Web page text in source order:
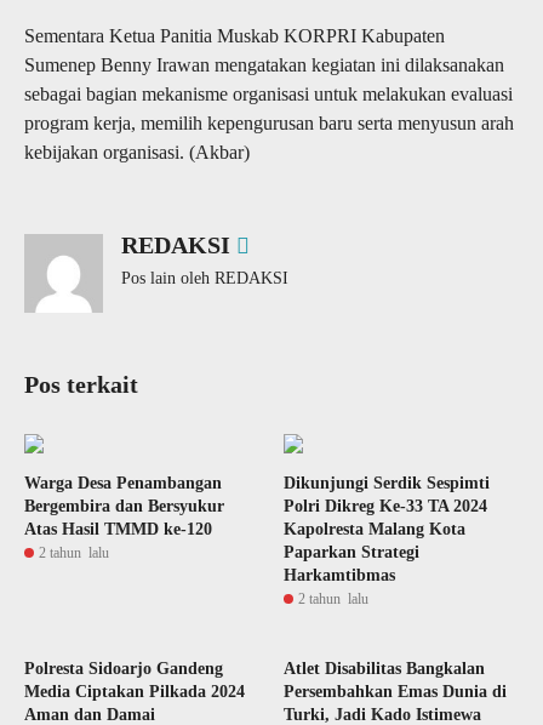
Sementara Ketua Panitia Muskab KORPRI Kabupaten
Sumenep Benny Irawan mengatakan kegiatan ini dilaksanakan
sebagai bagian mekanisme organisasi untuk melakukan evaluasi
program kerja, memilih kepengurusan baru serta menyusun arah
kebijakan organisasi. (Akbar)
REDAKSI
Pos lain oleh REDAKSI
Pos terkait
Warga Desa Penambangan
Bergembira dan Bersyukur
Atas Hasil TMMD ke-120
2 tahun lalu
Dikunjungi Serdik Sespimti
Polri Dikreg Ke-33 TA 2024
Kapolresta Malang Kota
Paparkan Strategi
Harkamtibmas
2 tahun lalu
Polresta Sidoarjo Gandeng
Media Ciptakan Pilkada 2024
Aman dan Damai
Atlet Disabilitas Bangkalan
Persembahkan Emas Dunia di
Turki, Jadi Kado Istimewa